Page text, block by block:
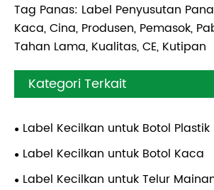
Tag Panas: Label Penyusutan
Kaca, Cina, Produsen, Pemasok,
Tahan Lama, Kualitas, CE, Kutipan
Kategori Terkait
Label Kecilkan untuk Botol Plastik
Label Kecilkan untuk Botol Kaca
Label Kecilkan untuk Telur